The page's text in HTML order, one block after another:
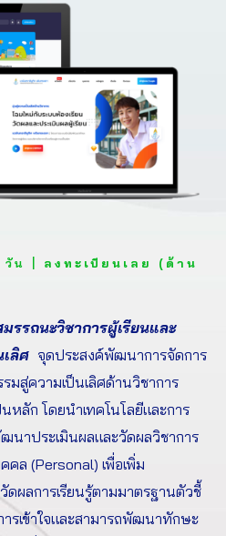
วัน | ลงทะเบียนเลย
(ด้าน
รรถนะวิชาการผู้เรียนและ
เลิศ จุดประสงค์พัฒนาการจัดการ
มสู่ความเป็นเลิศด้านวิชาการ
ลัก โดยนำเทคโนโลยีและการ
ฒนาประเมินผลและวัดผลวิชาการ
คล (Personal) เพื่อเพิ่ม
ผลการเรียนรู้ตามมาตรฐานตัวชี้
รเข้าใจและสามารถพัฒนาทักษะ